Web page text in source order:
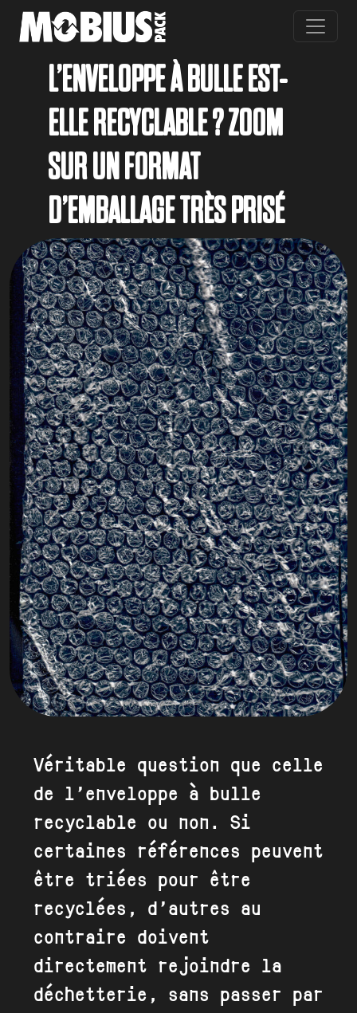
Skip to main content
L’ENVELOPPE À BULLE EST-
ELLE RECYCLABLE ? ZOOM
SUR UN FORMAT
D’EMBALLAGE TRÈS PRISÉ
Véritable question que celle
de l’enveloppe à bulle
recyclable ou non. Si
certaines références peuvent
être triées pour être
recyclées, d’autres au
contraire doivent
directement rejoindre la
déchetterie, sans passer par